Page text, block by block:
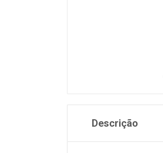
Descrição